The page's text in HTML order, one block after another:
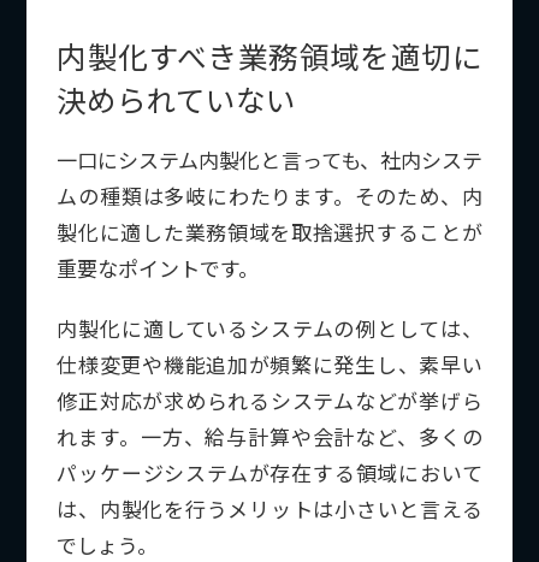
内製化すべき業務領域を適切に
決められていない
一口にシステム内製化と言っても、社内システ
ムの種類は多岐にわたります。そのため、内
製化に適した業務領域を取捨選択することが
重要なポイントです。
内製化に適しているシステムの例としては、
仕様変更や機能追加が頻繁に発生し、素早い
修正対応が求められるシステムなどが挙げら
れます。一方、給与計算や会計など、多くの
パッケージシステムが存在する領域において
は、内製化を行うメリットは小さいと言える
でしょう。